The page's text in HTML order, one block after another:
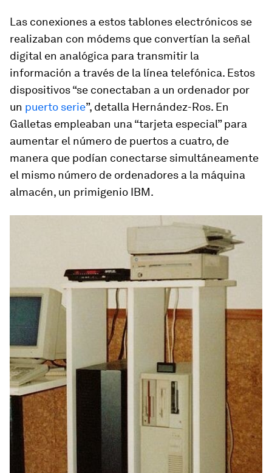
Las conexiones a estos tablones electrónicos se
realizaban con módems que convertían la señal
digital en analógica para transmitir la
información a través de la línea telefónica. Estos
dispositivos “se conectaban a un ordenador por
un puerto serie”, detalla Hernández-Ros. En
Galletas empleaban una “tarjeta especial” para
aumentar el número de puertos a cuatro, de
manera que podían conectarse simultáneamente
el mismo número de ordenadores a la máquina
almacén, un primigenio IBM.